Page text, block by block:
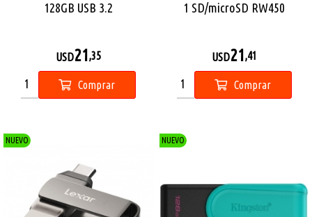
128GB USB 3.2
USD21 ,35
Comprar
1 SD/microSD RW450
USD21 ,41
Comprar
NUEVO NUEVO